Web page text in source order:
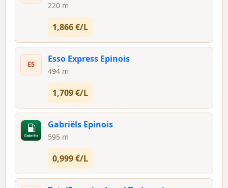
220 m
1,866 €/L
ES Esso Express Epinois
494 m
1,709 €/L
Gabriëls Epinois
595 m
0,999 €/L